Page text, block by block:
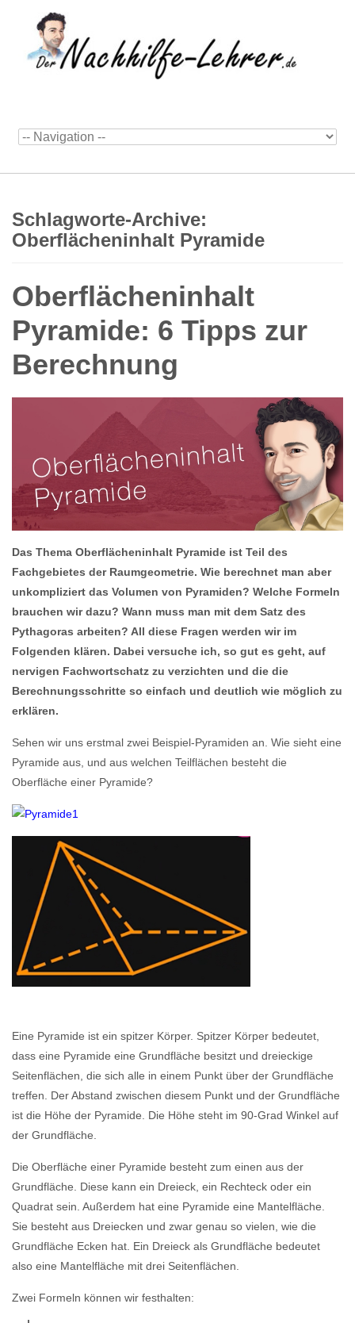
Schlagworte-Archive:
Oberflächeninhalt Pyramide
Oberflächeninhalt
Pyramide: 6 Tipps zur
Berechnung
Das Thema Oberflächeninhalt Pyramide ist Teil des
Fachgebietes der Raumgeometrie. Wie berechnet man aber
unkompliziert das Volumen von Pyramiden? Welche Formeln
brauchen wir dazu? Wann muss man mit dem Satz des
Pythagoras arbeiten? All diese Fragen werden wir im
Folgenden klären. Dabei versuche ich, so gut es geht, auf
nervigen Fachwortschatz zu verzichten und die die
Berechnungsschritte so einfach und deutlich wie möglich zu
erklären.
Sehen wir uns erstmal zwei Beispiel-Pyramiden an. Wie sieht eine
Pyramide aus, und aus welchen Teilflächen besteht die
Oberfläche einer Pyramide?
Eine Pyramide ist ein spitzer Körper. Spitzer Körper bedeutet,
dass eine Pyramide eine Grundfläche besitzt und dreieckige
Seitenflächen, die sich alle in einem Punkt über der Grundfläche
treffen. Der Abstand zwischen diesem Punkt und der Grundfläche
ist die Höhe der Pyramide. Die Höhe steht im 90-Grad Winkel auf
der Grundfläche.
Die Oberfläche einer Pyramide besteht zum einen aus der
Grundfläche. Diese kann ein Dreieck, ein Rechteck oder ein
Quadrat sein. Außerdem hat eine Pyramide eine Mantelfläche.
Sie besteht aus Dreiecken und zwar genau so vielen, wie die
Grundfläche Ecken hat. Ein Dreieck als Grundfläche bedeutet
also eine Mantelfläche mit drei Seitenflächen.
Zwei Formeln können wir festhalten: